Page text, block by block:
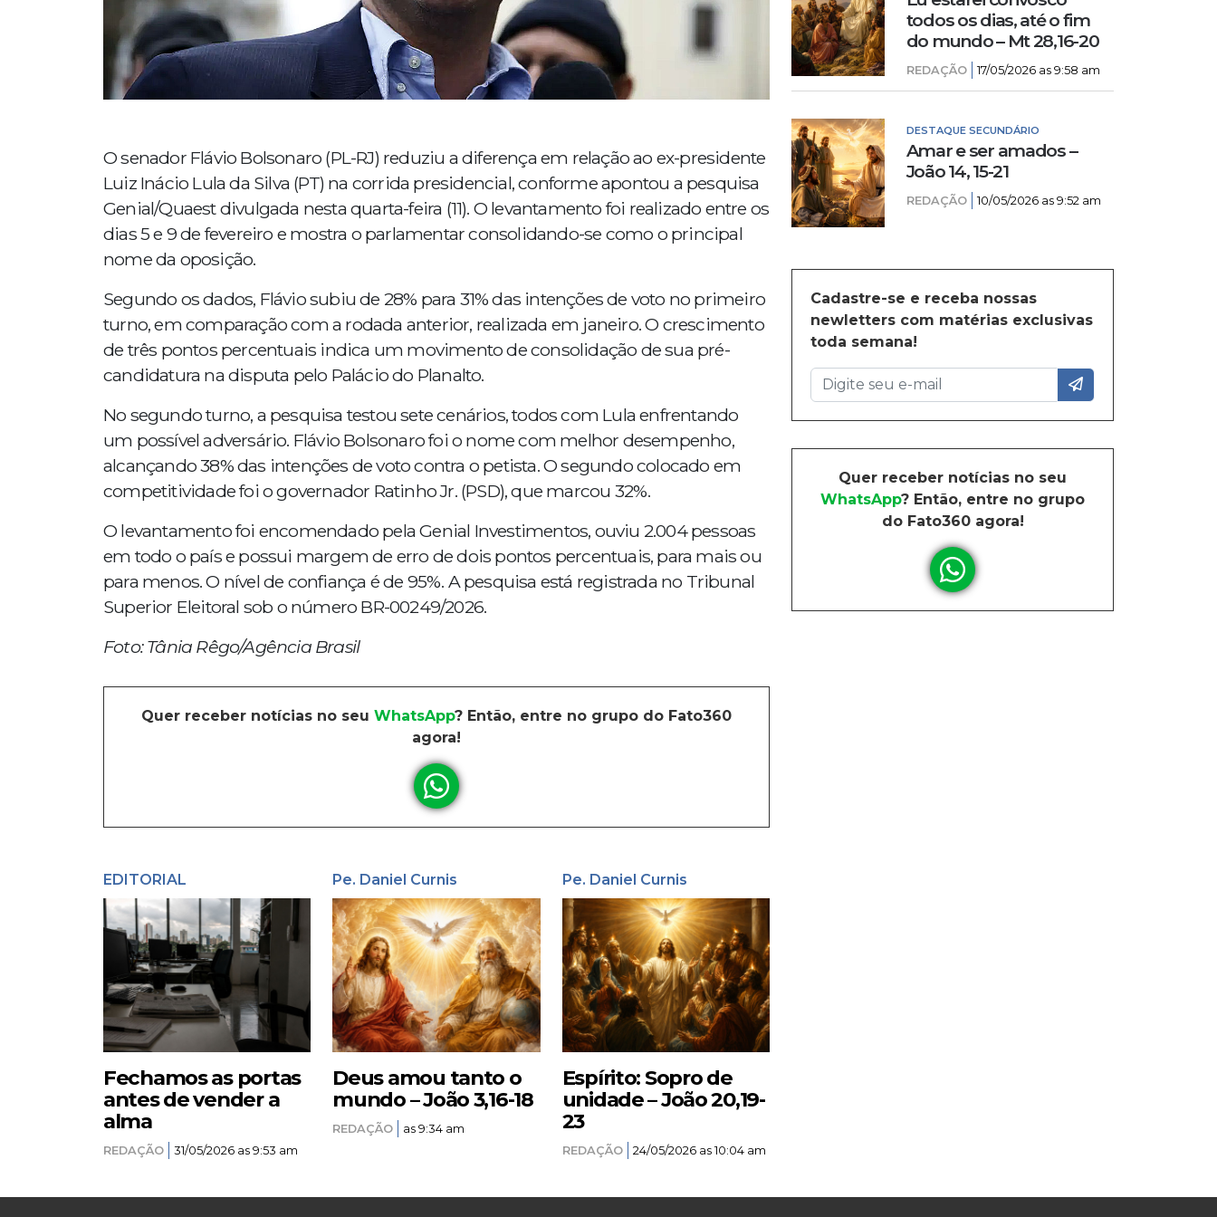
O senador Flávio Bolsonaro (PL-RJ) reduziu a diferença em relação ao ex-presidente
Luiz Inácio Lula da Silva (PT) na corrida presidencial, conforme apontou a pesquisa
Genial/Quaest divulgada nesta quarta-feira (11). O levantamento foi realizado entre os
dias 5 e 9 de fevereiro e mostra o parlamentar consolidando-se como o principal
nome da oposição.
Segundo os dados, Flávio subiu de 28% para 31% das intenções de voto no primeiro
turno, em comparação com a rodada anterior, realizada em janeiro. O crescimento
de três pontos percentuais indica um movimento de consolidação de sua pré-
candidatura na disputa pelo Palácio do Planalto.
No segundo turno, a pesquisa testou sete cenários, todos com Lula enfrentando
um possível adversário. Flávio Bolsonaro foi o nome com melhor desempenho,
alcançando 38% das intenções de voto contra o petista. O segundo colocado em
competitividade foi o governador Ratinho Jr. (PSD), que marcou 32%.
O levantamento foi encomendado pela Genial Investimentos, ouviu 2.004 pessoas
em todo o país e possui margem de erro de dois pontos percentuais, para mais ou
para menos. O nível de confiança é de 95%. A pesquisa está registrada no Tribunal
Superior Eleitoral sob o número BR-00249/2026.
Foto: Tânia Rêgo/Agência Brasil
Quer receber notícias no seu WhatsApp? Então, entre no grupo do Fato360
agora!
EDITORIAL
Fechamos as portas
antes de vender a
alma
REDAÇÃO 31/05/2026 as 9:53 am
Pe. Daniel Curnis
Deus amou tanto o
mundo – João 3,16-18
REDAÇÃO as 9:34 am
Pe. Daniel Curnis
Espírito: Sopro de
unidade – João 20,19-
23
REDAÇÃO 24/05/2026 as 10:04 am
todos os dias, até o fim
do mundo – Mt 28,16-20
REDAÇÃO 17/05/2026 as 9:58 am
DESTAQUE SECUNDÁRIO
Amar e ser amados –
João 14, 15-21
REDAÇÃO 10/05/2026 as 9:52 am
Cadastre-se e receba nossas
newletters com matérias exclusivas
toda semana!
Quer receber notícias no seu
WhatsApp? Então, entre no grupo
do Fato360 agora!